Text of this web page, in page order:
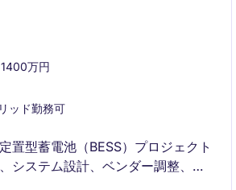
万円
ッド勤務可
置型蓄電池（BESS）プロジェクト
システム設計、ベンダー調整、プ